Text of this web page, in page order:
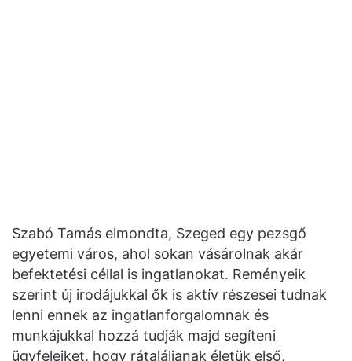
Szabó Tamás elmondta, Szeged egy pezsgő
egyetemi város, ahol sokan vásárolnak akár
befektetési céllal is ingatlanokat. Reményeik
szerint új irodájukkal ők is aktív részesei tudnak
lenni ennek az ingatlanforgalomnak és
munkájukkal hozzá tudják majd segíteni
ügyfeleiket, hogy rátaláljanak életük első,